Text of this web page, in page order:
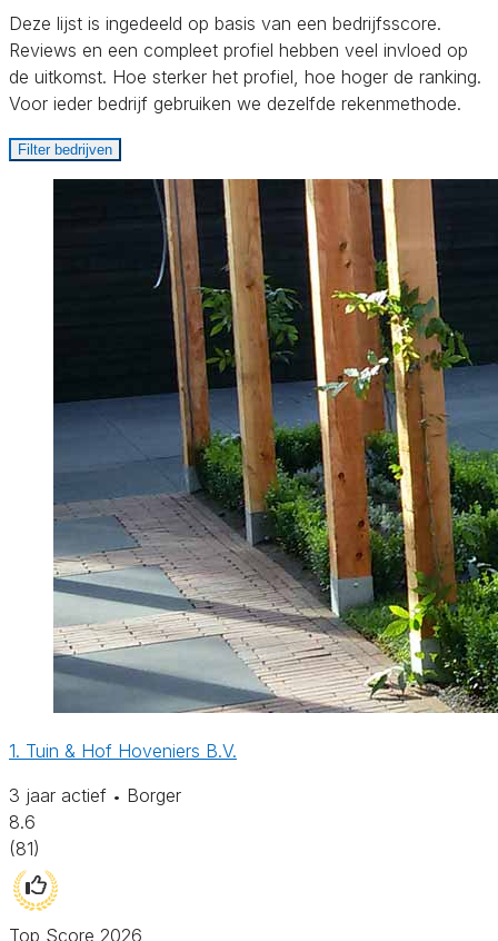
Deze lijst is ingedeeld op basis van een bedrijfsscore.
Reviews en een compleet profiel hebben veel invloed op
de uitkomst. Hoe sterker het profiel, hoe hoger de ranking.
Voor ieder bedrijf gebruiken we dezelfde rekenmethode.
Filter bedrijven
1. Tuin & Hof Hoveniers B.V.
3 jaar actief • Borger
8.6
(81)
Top Score 2026